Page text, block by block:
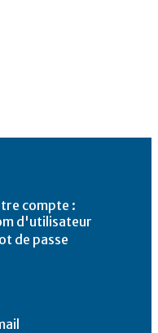
compte :
d'utilisateur
de passe